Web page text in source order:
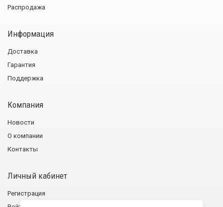
Распродажа
Информация
Доставка
Гарантия
Поддержка
Компания
Новости
О компании
Контакты
Личный кабинет
Регистрация